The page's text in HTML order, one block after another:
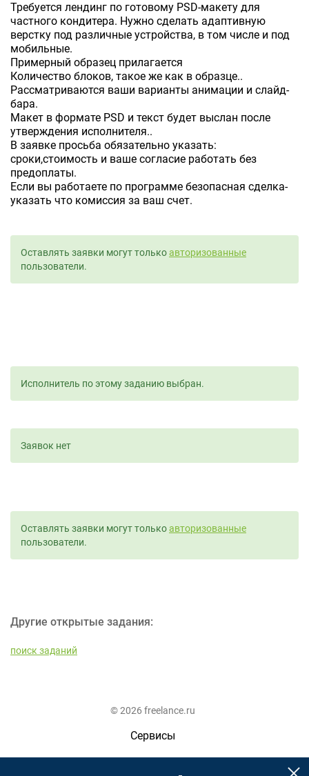
Требуется лендинг по готовому PSD-макету для
частного кондитера. Нужно сделать адаптивную
верстку под различные устройства, в том числе и под
мобильные.
Примерный образец прилагается
Количество блоков, такое же как в образце..
Рассматриваются ваши варианты анимации и слайд-
бара.
Макет в формате PSD и текст будет выслан после
утверждения исполнителя..
В заявке просьба обязательно указать:
сроки,стоимость и ваше согласие работать без
предоплаты.
Если вы работаете по программе безопасная сделка-
указать что комиссия за ваш счет.
Оставлять заявки могут толькоавторизованные
пользователи.
Исполнитель по этому заданию выбран.
Заявок нет
Оставлять заявки могут толькоавторизованные
пользователи.
Другие открытые задания:
поиск заданий
© 2026 freelance.ru
Сервисы
Помощь